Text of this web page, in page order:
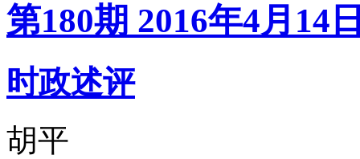
第180期 2016年4月14
时政述评
胡平